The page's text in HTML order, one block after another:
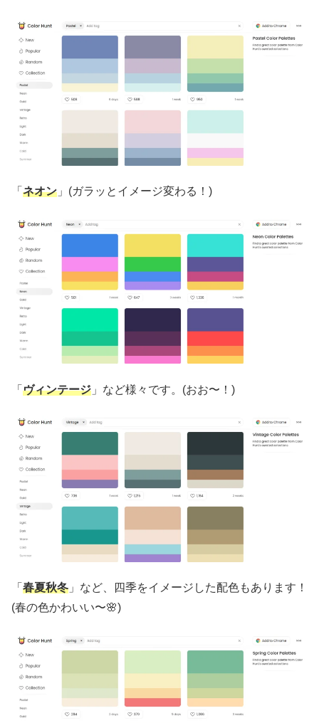
「 ネオン 」(ガラッとイメージ変わる！)
「 ヴィンテージ 」など様々です。(おお〜！)
「 春夏秋冬 」など、四季をイメージした配色もあります！
(春の色かわいい〜🌸)